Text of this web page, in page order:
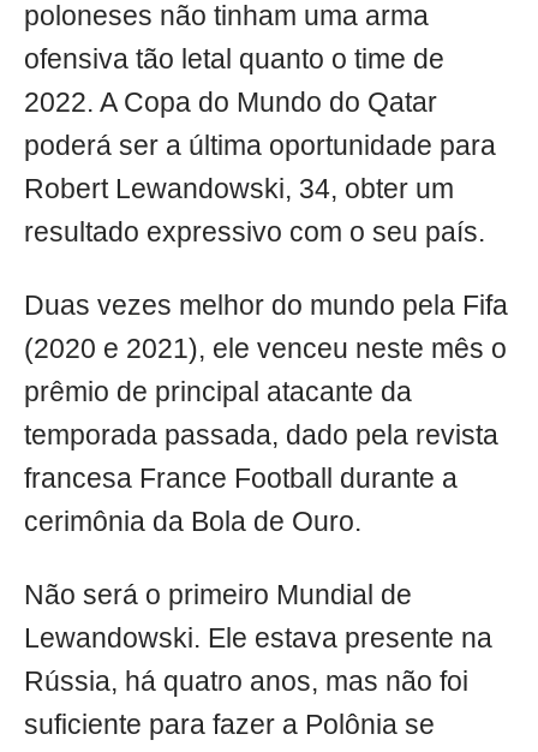
poloneses não tinham uma arma
ofensiva tão letal quanto o time de
2022. A Copa do Mundo do Qatar
poderá ser a última oportunidade para
Robert Lewandowski, 34, obter um
resultado expressivo com o seu país.
Duas vezes melhor do mundo pela Fifa
(2020 e 2021), ele venceu neste mês o
prêmio de principal atacante da
temporada passada, dado pela revista
francesa France Football durante a
cerimônia da Bola de Ouro.
Não será o primeiro Mundial de
Lewandowski. Ele estava presente na
Rússia, há quatro anos, mas não foi
suficiente para fazer a Polônia se